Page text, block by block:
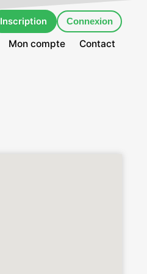
Inscription Connexion
Mon compte Contact